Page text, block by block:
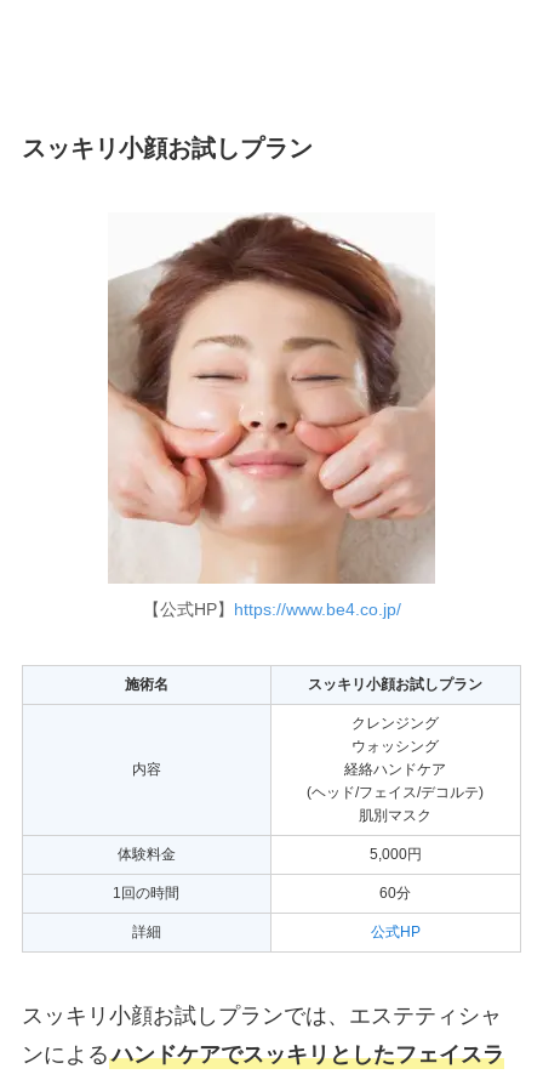
スッキリ小顔お試しプラン
【公式HP】 https://www.be4.co.jp/
施術名 スッキリ小顔お試しプラン
内容
クレンジング
ウォッシング
経絡ハンドケア
(ヘッド/フェイス/デコルテ)
肌別マスク
体験料金 5,000円
1回の時間 60分
詳細 公式HP
スッキリ小顔お試しプランでは、エステティシャ
ンによるハンドケアでスッキリとしたフェイスラ